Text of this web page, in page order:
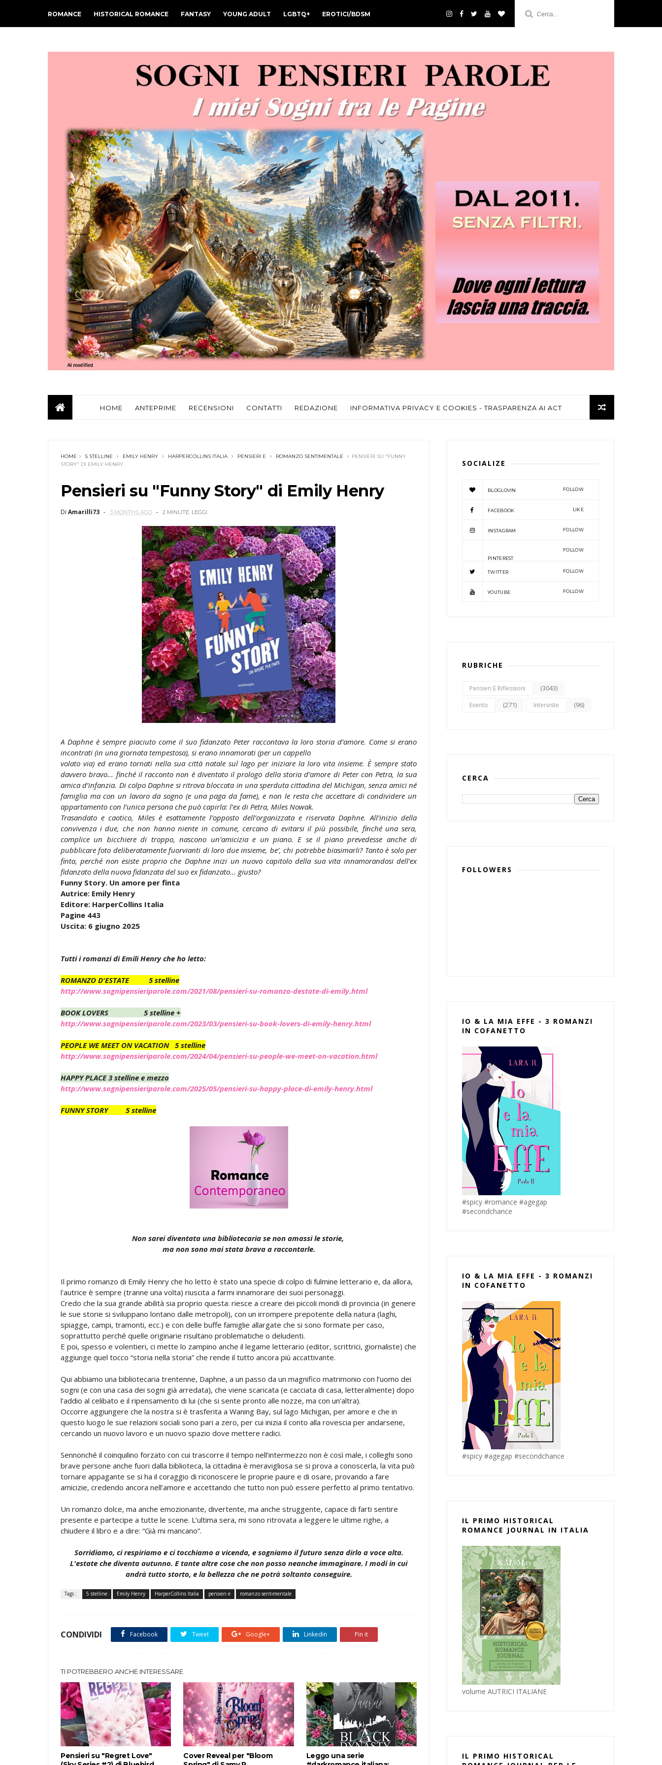
ROMANCE HISTORICAL ROMANCE FANTASY YOUNG ADULT LGBTQ+ EROTICI/BDSM
HOME ANTEPRIME RECENSIONI CONTATTI REDAZIONE INFORMATIVA PRIVACY E COOKIES - TRASPARENZA AI ACT
HOME 5 STELLINE EMILY HENRY HARPERCOLLINS ITALIA PENSIERI E ROMANZO SENTIMENTALE
PENSIERI SU "FUNNY
STORY" DI EMILY HENRY
Pensieri su "Funny Story" di Emily Henry
Di Amarilli73 3 MONTHS AGO 2 MINUTE LEGGI
A Daphne è sempre piaciuto come il suo fidanzato Peter raccontava la loro storia d’amore. Come si erano
incontrati (in una giornata tempestosa), si erano innamorati (per un cappello
volato via) ed erano tornati nella sua città natale sul lago per iniziare la loro vita insieme. È sempre stato
davvero bravo... finché il racconto non è diventato il prologo della storia d’amore di Peter con Petra, la sua
amica d’infanzia. Di colpo Daphne si ritrova bloccata in una sperduta cittadina del Michigan, senza amici né
famiglia ma con un lavoro da sogno (e una paga da fame), e non le resta che accettare di condividere un
appartamento con l’unica persona che può capirla: l’ex di Petra, Miles Nowak.
Trasandato e caotico, Miles è esattamente l’opposto dell’organizzata e riservata Daphne. All’inizio della
convivenza i due, che non hanno niente in comune, cercano di evitarsi il più possibile, finché una sera,
complice un bicchiere di troppo, nascono un’amicizia e un piano. E se il piano prevedesse anche di
pubblicare foto deliberatamente fuorvianti di loro due insieme, be’, chi potrebbe biasimarli? Tanto è solo per
finta, perché non esiste proprio che Daphne inizi un nuovo capitolo della sua vita innamorandosi dell’ex
fidanzato della nuova fidanzata del suo ex fidanzato... giusto?
Funny Story. Un amore per finta
Autrice: Emily Henry
Editore: HarperCollins Italia
Pagine 443
Uscita: 6 giugno 2025
Tutti i romanzi di Emili Henry che ho letto:
ROMANZO D'ESTATE
5 stelline
http://www.sognipensieriparole.com/2021/08/pensieri-su-romanzo-destate-di-emily.html
BOOK LOVERS
5 stelline +
http://www.sognipensieriparole.com/2023/03/pensieri-su-book-lovers-di-emily-henry.html
PEOPLE WE MEET ON VACATION 5 stelline
http://www.sognipensieriparole.com/2024/04/pensieri-su-people-we-meet-on-vacation.html
HAPPY PLACE 3 stelline e mezzo
http://www.sognipensieriparole.com/2025/05/pensieri-su-happy-place-di-emily-henry.html
FUNNY STORY 5 stelline
Non sarei diventata una bibliotecaria se non amassi le storie,
ma non sono mai stata brava a raccontarle.
Il primo romanzo di Emily Henry che ho letto è stato una specie di colpo di fulmine letterario e, da allora,
l'autrice è sempre (tranne una volta) riuscita a farmi innamorare dei suoi personaggi.
Credo che la sua grande abilità sia proprio questa: riesce a creare dei piccoli mondi di provincia (in genere
le sue storie si sviluppano lontano dalle metropoli), con un irrompere prepotente della natura (laghi,
spiagge, campi, tramonti, ecc.) e con delle buffe famiglie allargate che si sono formate per caso,
soprattutto perché quelle originarie risultano problematiche o deludenti.
E poi, spesso e volentieri, ci mette lo zampino anche il legame letterario (editor, scrittrici, giornaliste) che
aggiunge quel tocco “storia nella storia” che rende il tutto ancora più accattivante.
Qui abbiamo una bibliotecaria trentenne, Daphne, a un passo da un magnifico matrimonio con l’uomo dei
sogni (e con una casa dei sogni già arredata), che viene scaricata (e cacciata di casa, letteralmente) dopo
l’addio al celibato e il ripensamento di lui (che si sente pronto alle nozze, ma con un’altra).
Occorre aggiungere che la nostra si è trasferita a Waning Bay, sul lago Michigan, per amore e che in
questo luogo le sue relazioni sociali sono pari a zero, per cui inizia il conto alla rovescia per andarsene,
cercando un nuovo lavoro e un nuovo spazio dove mettere radici.
Sennonché il coinquilino forzato con cui trascorre il tempo nell’intermezzo non è così male, i colleghi sono
brave persone anche fuori dalla biblioteca, la cittadina è meravigliosa se si prova a conoscerla, la vita può
tornare appagante se si ha il coraggio di riconoscere le proprie paure e di osare, provando a fare
amicizie, credendo ancora nell’amore e accettando che tutto non può essere perfetto al primo tentativo.
Un romanzo dolce, ma anche emozionante, divertente, ma anche struggente, capace di farti sentire
presente e partecipe a tutte le scene. L’ultima sera, mi sono ritrovata a leggere le ultime righe, a
chiudere il libro e a dire: “Già mi mancano”.
Sorridiamo, ci respiriamo e ci tocchiamo a vicenda, e sogniamo il futuro senza dirlo a voce alta.
L'estate che diventa autunno. E tante altre cose che non posso neanche immaginare. I modi in cui
andrà tutto storto, e la bellezza che ne potrà soltanto conseguire.
Tags : 5 stelline Emily Henry HarperCollins Italia pensieri e romanzo sentimentale
CONDIVIDI Facebook Tweet Google+ Linkedin Pin it
TI POTREBBERO ANCHE INTERESSARE
Pensieri su "Regret Love"
Cover Reveal per "Bloom
Leggo una serie
SOCIALIZE
BLOGLOVIN FOLLOW
FACEBOOK LIKE
INSTAGRAM FOLLOW
PINTEREST
FOLLOW
TWITTER FOLLOW
YOUTUBE FOLLOW
RUBRICHE
Pensieri E Riflessioni (3043)
Evento (271) Interviste (96)
CERCA
FOLLOWERS
IO & LA MIA EFFE - 3 ROMANZI
IN COFANETTO
#spicy #romance #agegap
#secondchance
IO & LA MIA EFFE - 3 ROMANZI
IN COFANETTO
#spicy #agegap #secondchance
IL PRIMO HISTORICAL
ROMANCE JOURNAL IN ITALIA
volume AUTRICI ITALIANE
IL PRIMO HISTORICAL